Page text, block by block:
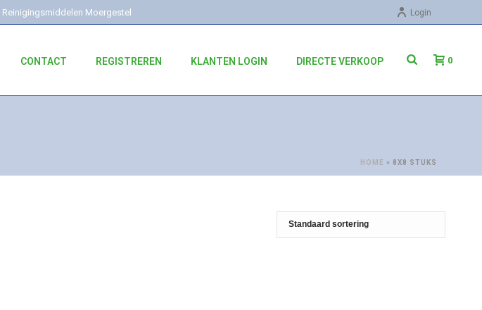
Reinigingsmiddelen Moergestel Login
CONTACT REGISTREREN KLANTEN LOGIN DIRECTE VERKOOP 0
HOME » 8X8 STUKS